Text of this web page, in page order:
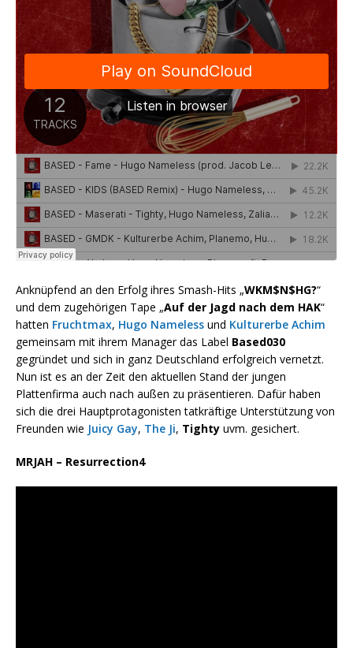
Anknüpfend an den Erfolg ihres Smash-Hits „WKM$N$HG?“
und dem zugehörigen Tape „Auf der Jagd nach dem HAK“
hatten Fruchtmax, Hugo Nameless und Kulturerbe Achim
gemeinsam mit ihrem Manager das Label Based030
gegründet und sich in ganz Deutschland erfolgreich vernetzt.
Nun ist es an der Zeit den aktuellen Stand der jungen
Plattenfirma auch nach außen zu präsentieren. Dafür haben
sich die drei Hauptprotagonisten tatkräftige Unterstützung von
Freunden wie Juicy Gay, The Ji, Tighty uvm. gesichert.
MRJAH – Resurrection4